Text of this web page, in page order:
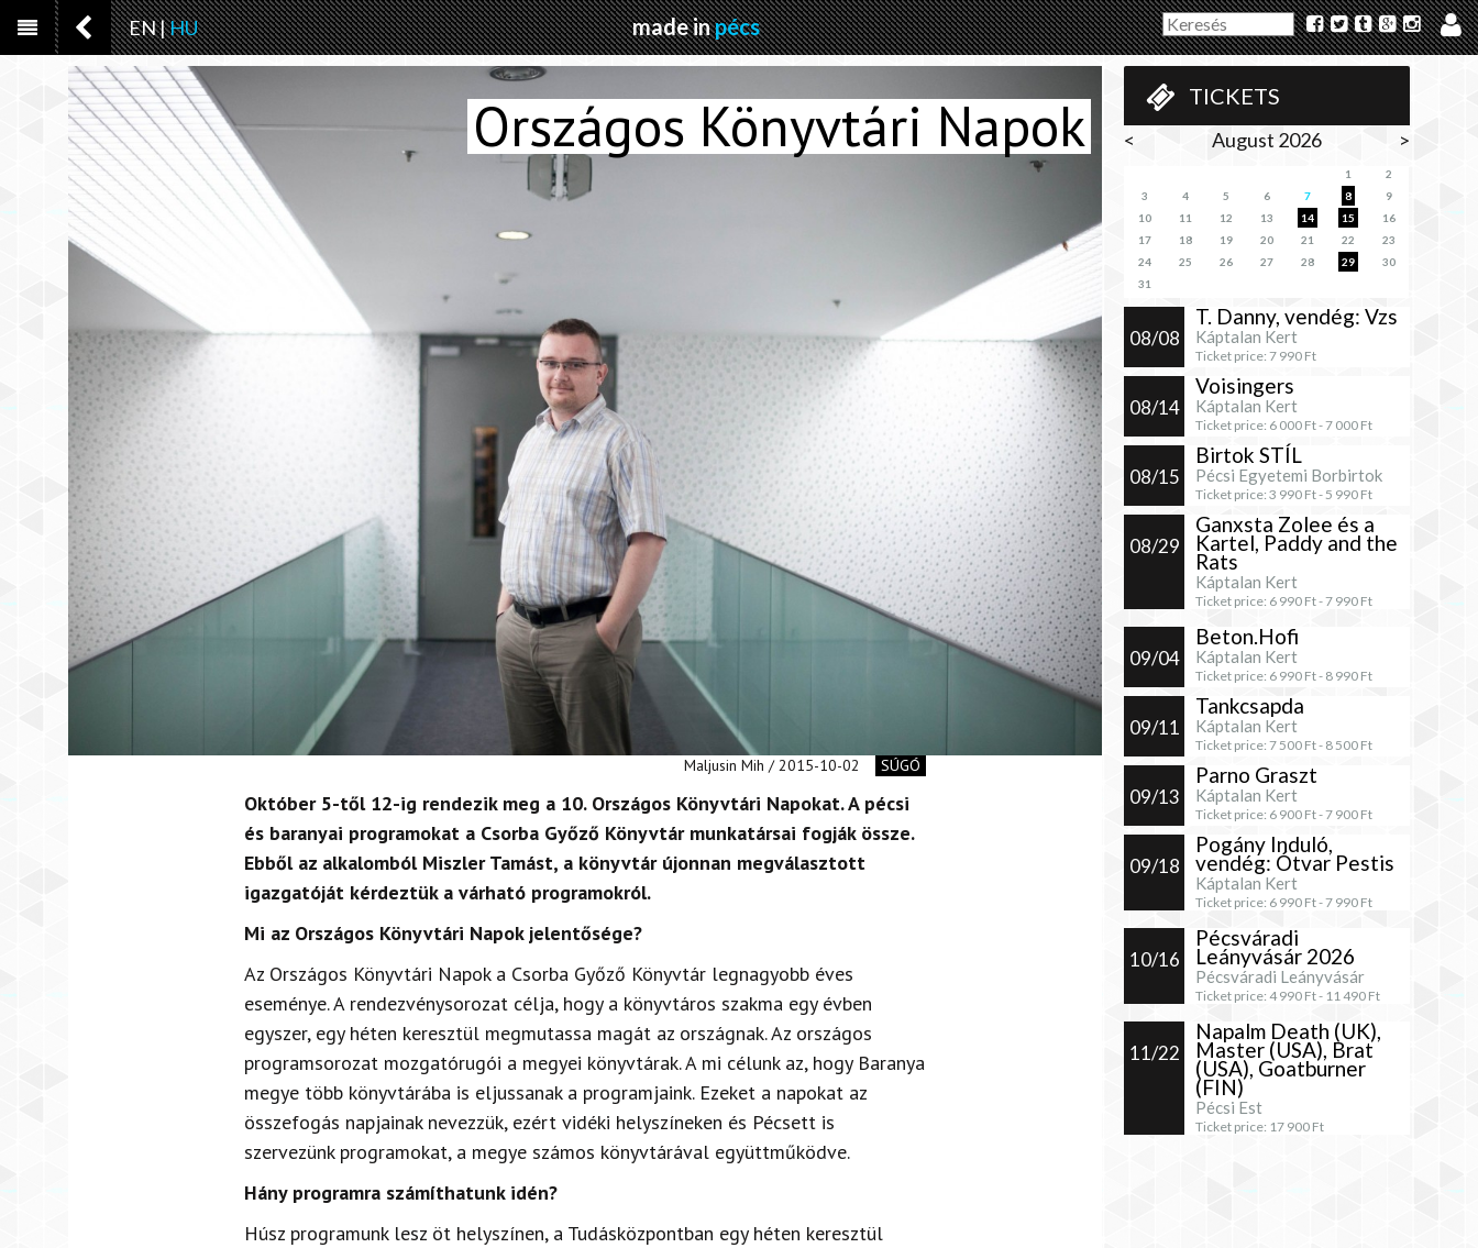
EN|HU made inpécs
TICKETS
< August 2026 >
1
2
3
4 5 6 7 8
9
10
11 12 13 14 15
16
17
18 19 20 21 22
23
24
25 26 27 28 29
30
31
08/08
T. Danny, vendég: Vzs
Káptalan Kert
Ticket price: 7 990 Ft
08/14
Voisingers
Káptalan Kert
Ticket price: 6 000 Ft -7 000 Ft
08/15
Birtok STÍL
Pécsi Egyetemi Borbirtok
Ticket price: 3 990 Ft - 5 990 Ft
08/29
Ganxsta Zolee és a
Kartel, Paddy and the
Rats
Káptalan Kert
Ticket price: 6 990 Ft -7 990 Ft
09/04
Beton.Hofi
Káptalan Kert
Ticket price: 6 990 Ft - 8 990 Ft
09/11
Tankcsapda
Káptalan Kert
Ticket price: 7 500 Ft - 8 500 Ft
09/13
Parno Graszt
Káptalan Kert
Ticket price: 6 900 Ft -7 900 Ft
09/18
Pogány Induló,
vendég: Ótvar Pestis
Káptalan Kert
Ticket price: 6 990 Ft -7 990 Ft
10/16
Pécsváradi
Leányvásár 2026
Pécsváradi Leányvásár
Ticket price: 4 990 Ft - 11 490 Ft
11/22
Napalm Death (UK),
Master (USA), Brat
(USA), Goatburner
(FIN)
Pécsi Est
Ticket price: 17 900 Ft
Országos Könyvtári Napok
Maljusin Mih / 2015-10-02 SÚGÓ
Október 5-től 12-ig rendezik meg a 10. Országos Könyvtári Napokat. A pécsi
és baranyai programokat a Csorba Győző Könyvtár munkatársai fogják össze.
Ebből az alkalomból Miszler Tamást, a könyvtár újonnan megválasztott
igazgatóját kérdeztük a várható programokról.
Mi az Országos Könyvtári Napok jelentősége?
Az Országos Könyvtári Napok a Csorba Győző Könyvtár legnagyobb éves
eseménye. A rendezvénysorozat célja, hogy a könyvtáros szakma egy évben
egyszer, egy héten keresztül megmutassa magát az országnak. Az országos
programsorozat mozgatórugói a megyei könyvtárak. A mi célunk az, hogy Baranya
megye több könyvtárába is eljussanak a programjaink. Ezeket a napokat az
összefogás napjainak nevezzük, ezért vidéki helyszíneken és Pécsett is
szervezünk programokat, a megye számos könyvtárával együttműködve.
Hány programra számíthatunk idén?
Húsz programunk lesz öt helyszínen, a Tudásközpontban egy héten keresztül